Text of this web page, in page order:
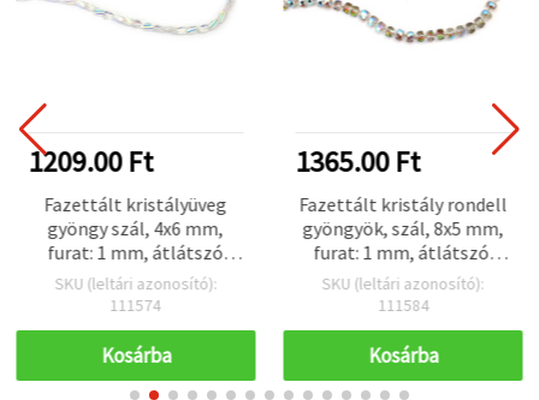
1209.00 Ft
Fazettált kristályüveg
gyöngy szál, 4x6 mm,
furat: 1 mm, átlátszó
galvanizált AB bevonat,
fehér szivárvány, kb. 80 db
SKU (leltári azonosító):
111574
Kosárba
1365.00 Ft
Fazettált kristály rondell
gyöngyök, szál, 8x5 mm,
furat: 1 mm, átlátszó,
galvanizált AB bevonat,
füstös szivárvány, kb. 78
SKU (leltári azonosító):
111584
Kosárba